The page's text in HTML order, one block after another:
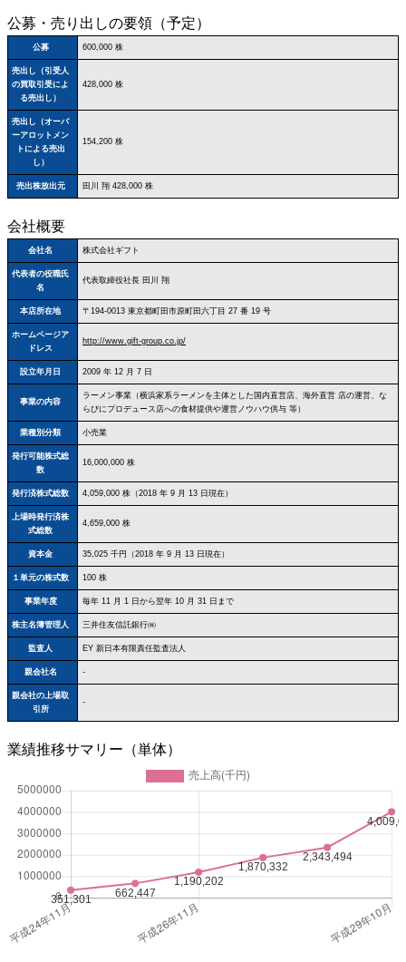
公募・売り出しの要領（予定）
公募 600,000 株
売出し（引受人
の買取引受によ
る売出し）
428,000 株
売出し（オーバ
ーアロットメン
トによる売出
し）
154,200 株
売出株放出元 田川 翔 428,000 株
会社概要
会社名 株式会社ギフト
代表者の役職氏
名
代表取締役社長 田川 翔
本店所在地 〒194‐0013 東京都町田市原町田六丁目 27 番 19 号
ホームページア
ドレス
http://www.gift-group.co.jp/
設立年月日 2009 年 12 月 7 日
事業の内容
ラーメン事業（横浜家系ラーメンを主体とした国内直営店、海外直営 店の運営、な
らびにプロデュース店への食材提供や運営ノウハウ供与 等）
業種別分類 小売業
発行可能株式総
数
16,000,000 株
発行済株式総数 4,059,000 株（2018 年 9 月 13 日現在）
上場時発行済株
式総数
4,659,000 株
資本金 35,025 千円（2018 年 9 月 13 日現在）
１単元の株式数 100 株
事業年度 毎年 11 月 1 日から翌年 10 月 31 日まで
株主名簿管理人 三井住友信託銀行㈱
監査人 EY 新日本有限責任監査法人
親会社名 -
親会社の上場取
引所
-
業績推移サマリー（単体）